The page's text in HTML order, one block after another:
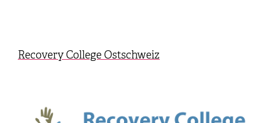
Recovery College Ostschweiz